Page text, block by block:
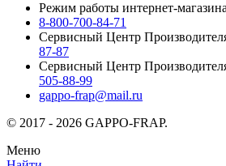
Режим работы интернет-
8-800-700-84-71
Сервисный Центр
87-87
Сервисный Центр
505-88-99
gappo-frap@mail.ru
© 2017 - 2026 GAPPO-FRAP.
Меню